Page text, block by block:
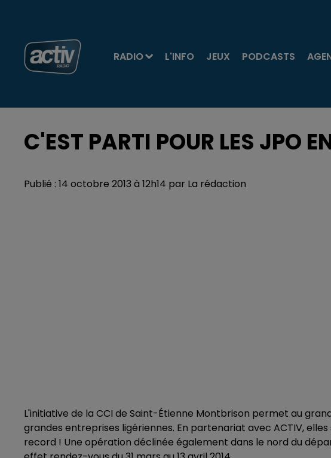
RADIO L'INFO JEUX PODCASTS
C'EST PARTI POUR LES JPO
Publié : 14 octobre 2013 à 12h14 par La rédaction
L'initiative de la CCI de Saint-Étienne Montbrison permet au
grandes entreprises ligériennes. En partenariat avec ACTIV,
record ! Une opération déclinée également dans le nord du